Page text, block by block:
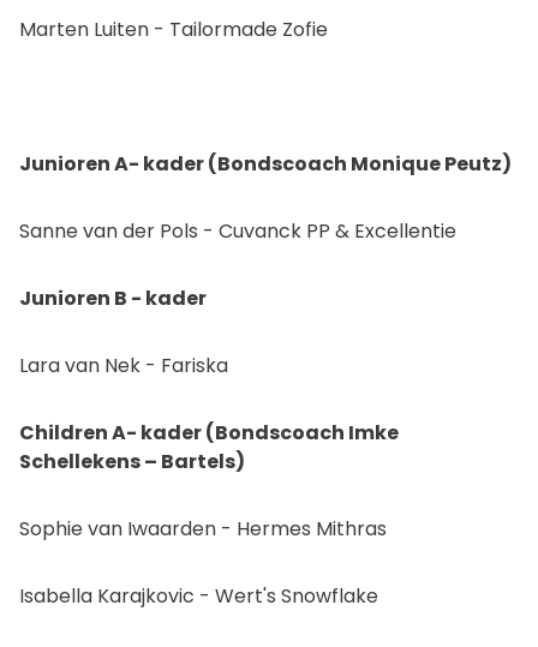
Marten Luiten - Tailormade Zofie
Junioren A- kader (Bondscoach Monique Peutz)
Sanne van der Pols - Cuvanck PP & Excellentie
Junioren B - kader
Lara van Nek - Fariska
Children A- kader (Bondscoach Imke
Schellekens – Bartels)
Sophie van Iwaarden - Hermes Mithras
Isabella Karajkovic - Wert's Snowflake